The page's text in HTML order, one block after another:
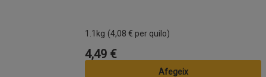
1.1kg (4,08 € per quilo)
Preu
4,49 €
Afegeix